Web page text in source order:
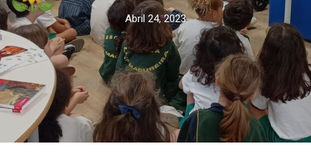
Abril 24, 2023